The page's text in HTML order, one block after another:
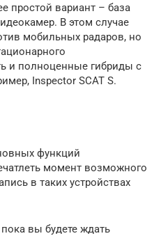
простой вариант – база
В этом случае
мобильных радаров, но
и полноценные гибриды с
Inspector SCAT S.
функций
момент возможного
в таких устройствах
вы будете ждать